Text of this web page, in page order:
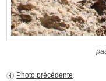
Photo précédente